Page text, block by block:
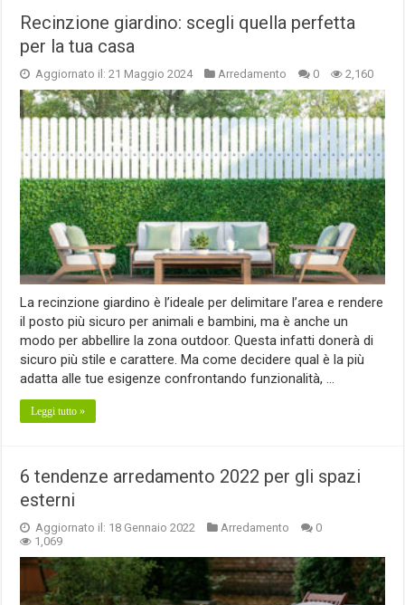
Recinzione giardino: scegli quella perfetta
per la tua casa
Aggiornato il: 21 Maggio 2024 Arredamento 0 2,160
La recinzione giardino è l’ideale per delimitare l’area e rendere
il posto più sicuro per animali e bambini, ma è anche un
modo per abbellire la zona outdoor. Questa infatti donerà di
sicuro più stile e carattere. Ma come decidere qual è la più
adatta alle tue esigenze confrontando funzionalità, …
Leggi tutto »
6 tendenze arredamento 2022 per gli spazi
esterni
Aggiornato il: 18 Gennaio 2022 Arredamento
0
1,069